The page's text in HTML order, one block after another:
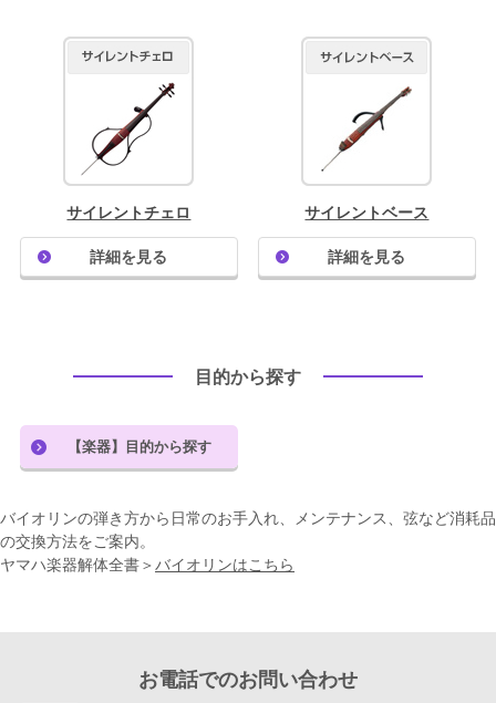
メールでのお問い合わせ
法人のお客様はこちら
サイレントチェロ
詳細を見る
サイレントベース
詳細を見る
目的から探す
【楽器】目的から探す
バイオリンの弾き方から日常のお手入れ、メンテナンス、弦など消耗品
の交換方法をご案内。
ヤマハ楽器解体全書＞バイオリンはこちら
お電話でのお問い合わせ